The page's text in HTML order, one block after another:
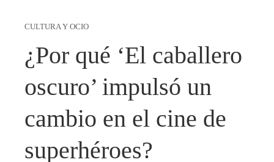
CULTURA Y OCIO
¿Por qué ‘El caballero
oscuro’ impulsó un
cambio en el cine de
superhéroes?